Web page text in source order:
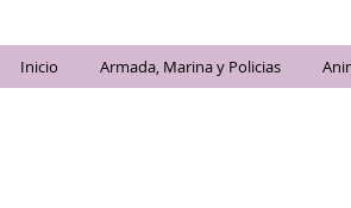
Inicio Armada, Marina y Policias